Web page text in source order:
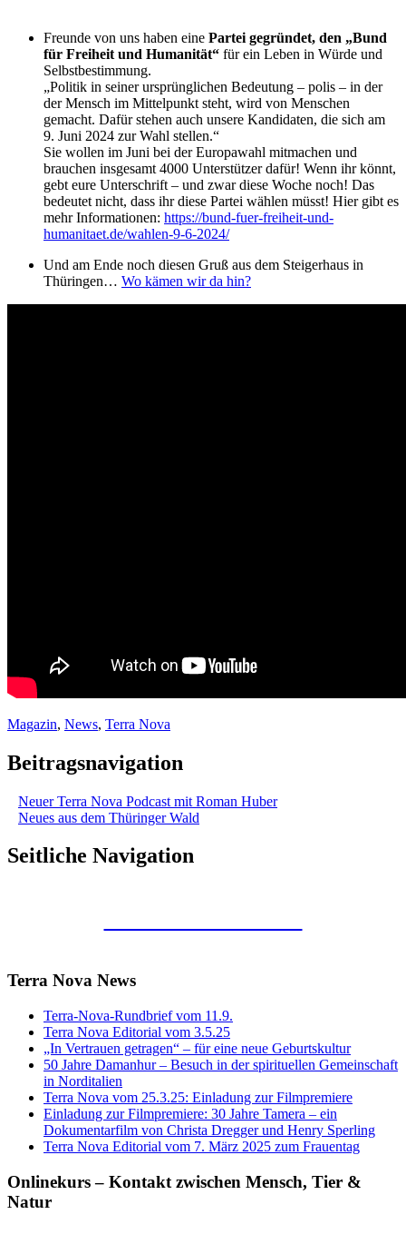
Freunde von uns haben eine Partei gegründet, den „Bund
für Freiheit und Humanität“ für ein Leben in Würde und
Selbstbestimmung.
„Politik in seiner ursprünglichen Bedeutung – polis – in der
der Mensch im Mittelpunkt steht, wird von Menschen
gemacht. Dafür stehen auch unsere Kandidaten, die sich am
9. Juni 2024 zur Wahl stellen.“
Sie wollen im Juni bei der Europawahl mitmachen und
brauchen insgesamt 4000 Unterstützer dafür! Wenn ihr könnt,
gebt eure Unterschrift – und zwar diese Woche noch! Das
bedeutet nicht, dass ihr diese Partei wählen müsst! Hier gibt es
mehr Informationen: https://bund-fuer-freiheit-und-
humanitaet.de/wahlen-9-6-2024/
Und am Ende noch diesen Gruß aus dem Steigerhaus in
Thüringen… Wo kämen wir da hin?
Magazin, News, Terra Nova
Beitragsnavigation
Neuer Terra Nova Podcast mit Roman Huber
Neues aus dem Thüringer Wald
Seitliche Navigation
Terra Nova News
Terra-Nova-Rundbrief vom 11.9.
Terra Nova Editorial vom 3.5.25
„In Vertrauen getragen“ – für eine neue Geburtskultur
50 Jahre Damanhur – Besuch in der spirituellen Gemeinschaft
in Norditalien
Terra Nova vom 25.3.25: Einladung zur Filmpremiere
Einladung zur Filmpremiere: 30 Jahre Tamera – ein
Dokumentarfilm von Christa Dregger und Henry Sperling
Terra Nova Editorial vom 7. März 2025 zum Frauentag
Onlinekurs – Kontakt zwischen Mensch, Tier &
Natur